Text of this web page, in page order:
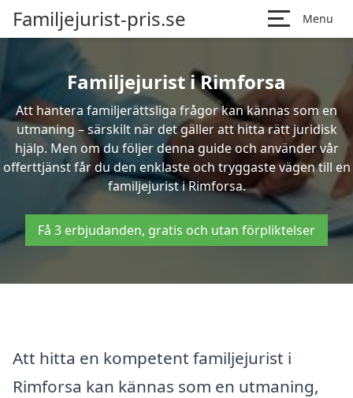
Familjejurist-pris.se Menu
Familjejurist i Rimforsa
Att hantera familjerättsliga frågor kan kännas som en
utmaning – särskilt när det gäller att hitta rätt juridisk
hjälp. Men om du följer denna guide och använder vår
offerttjänst får du den enklaste och tryggaste vägen till en
familjejurist i Rimforsa.
Få 3 erbjudanden, gratis och utan förpliktelser
Att hitta en kompetent familjejurist i
Rimforsa kan kännas som en utmaning,